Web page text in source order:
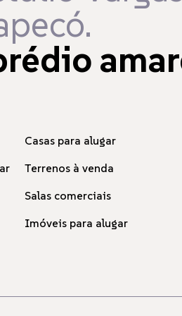
Casas para alugar
Terrenos à venda
Salas comerciais
Imóveis para alugar